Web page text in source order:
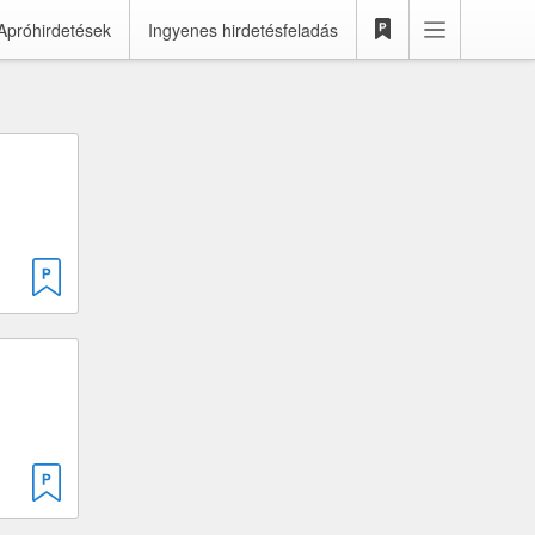
Ingyenes hirdetésfeladás